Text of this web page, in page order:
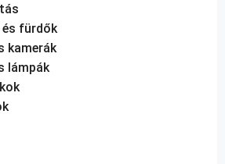
és fürdők
kamerák
lámpák